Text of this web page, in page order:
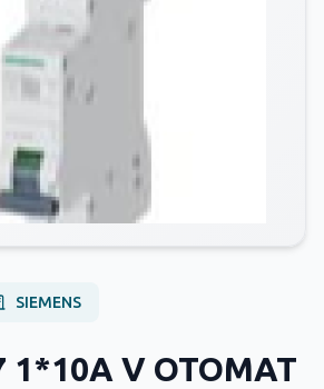
SIEMENS
1*10A V OTOMAT